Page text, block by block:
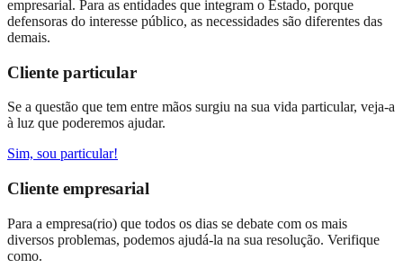
empresarial. Para as entidades que integram o Estado, porque
defensoras do interesse público, as necessidades são diferentes das
demais.
Cliente particular
Se a questão que tem entre mãos surgiu na sua vida particular, veja-a
à luz que poderemos ajudar.
Sim, sou particular!
Cliente empresarial
Para a empresa(rio) que todos os dias se debate com os mais
diversos problemas, podemos ajudá-la na sua resolução. Verifique
como.